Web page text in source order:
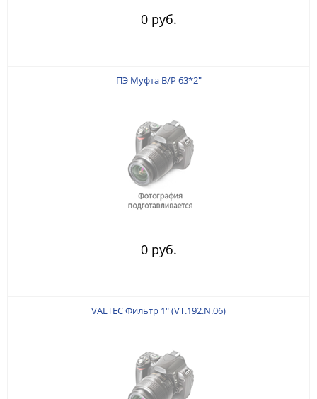
0 руб.
ПЭ Муфта В/Р 63*2"
0 руб.
VALTEC Фильтр 1" (VT.192.N.06)